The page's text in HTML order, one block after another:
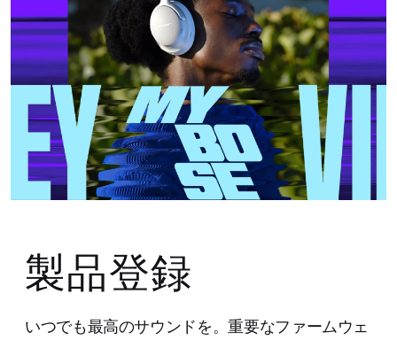
製品登録
いつでも最高のサウンドを。重要なファームウェ